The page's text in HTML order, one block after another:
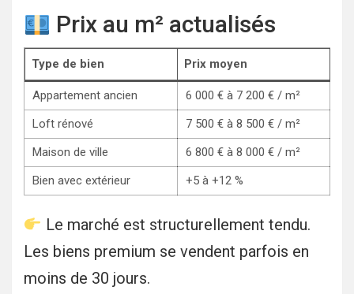
Prix au m² actualisés
Type de bien Prix moyen
Appartement ancien
6 000 € à 7 200 € / m²
Loft rénové
7 500 € à 8 500 € / m²
Maison de ville
6 800 € à 8 000 € / m²
Bien avec extérieur
+5 à +12 %
Le marché est structurellement tendu.
Les biens premium se vendent parfois en
moins de 30 jours.